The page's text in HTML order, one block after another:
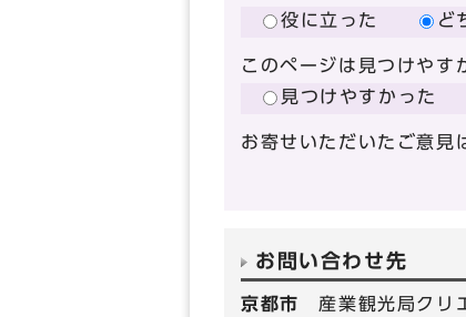
役に立った
ど
このページは見つけやす
見つけやすかった
お寄せいただいたご意見
お問い合わせ先
京都市 産業観光局クリ